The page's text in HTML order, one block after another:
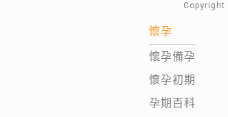
Copyright
懷孕
懷孕備孕
懷孕初期
孕期百科